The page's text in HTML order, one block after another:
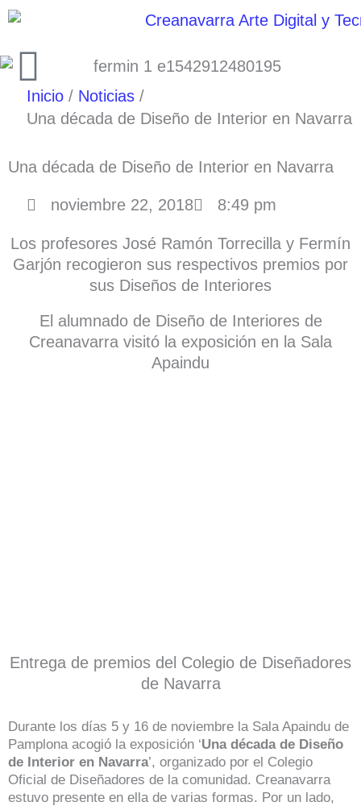
Ir
contenido
Inicio
Noticias
Una década de Diseño de Interior en Navarra
Una década de Diseño de Interior en Navarra
noviembre 22, 2018 8:49 pm
Los profesores José Ramón Torrecilla y Fermín
Garjón recogieron sus respectivos premios por
sus Diseños de Interiores
El alumnado de Diseño de Interiores de
Creanavarra visitó la exposición en la Sala
Apaindu
Entrega de premios del Colegio de Diseñadores
de Navarra
Durante los días 5 y 16 de noviembre la Sala Apaindu de
Pamplona acogió la exposición ‘Una década de Diseño
de Interior en Navarra’, organizado por el Colegio
Oficial de Diseñadores de la comunidad. Creanavarra
estuvo presente en ella de varias formas. Por un lado,